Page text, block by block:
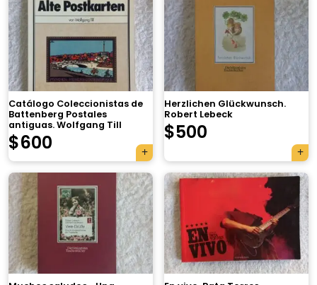
Catálogo Coleccionistas de
Battenberg Postales
antiguas. Wolfgang Till
$600
Herzlichen Glückwunsch.
Robert Lebeck
$500
×